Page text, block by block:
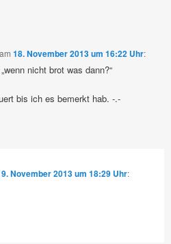
am18. November 2013 um 16:22 Uhr:
nicht brot was dann?“
bis ich es bemerkt hab. -.-
November 2013 um 18:29 Uhr: